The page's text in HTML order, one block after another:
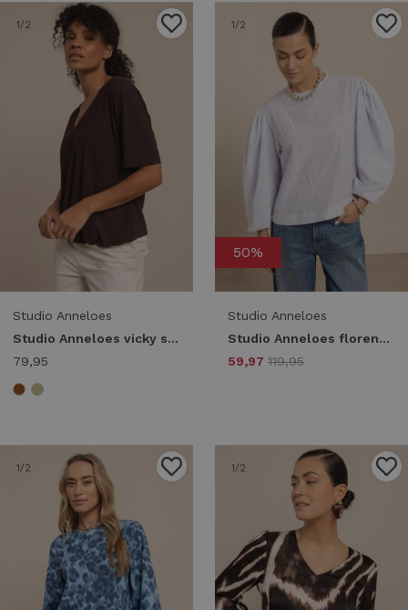
1/2
Studio Anneloes
Studio Anneloes vicky shirt 94755 8700 espresso
79,95
1/2
50%
Studio Anneloes
Studio Anneloes florence stripe top 13583 T-shirt Korte mouw 6610 light blue/off white
59,97 119,95
1/2 1/2